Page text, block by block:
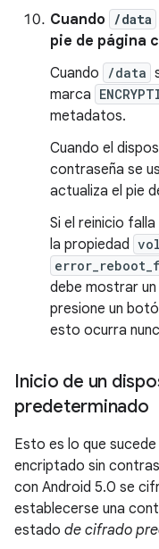
Cuando /data
pie de página
Cuando
/data
marca
metadatos.
Cuando el
contraseña se
actualiza el pie
Si el reinicio
la propiedad
debe mostrar un
presione un
esto ocurra
Inicio de un
predeterminado
Esto es lo que
encriptado sin
con Android 5.0 se
establecerse una
estado de cifrado